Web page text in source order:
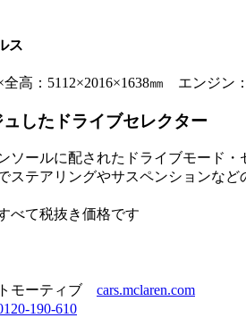
ス
全高：5112×2016×1638㎜ エンジ
したドライブセレクター
ソールに配されたドライブモード
ステアリングやサスペンションなど
べて税抜き価格です
モーティブ cars.mclaren.com
190-610